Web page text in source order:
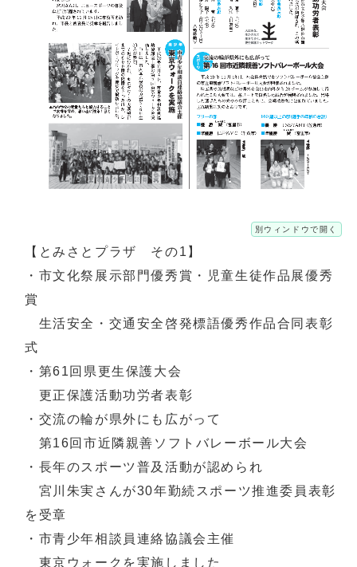
別ウィンドウで開く
【とみさとプラザ その1】
・市文化祭展示部門優秀賞・児童生徒作品展優秀
賞
生活安全・交通安全啓発標語優秀作品合同表彰
式
・第61回県更生保護大会
更正保護活動功労者表彰
・交流の輪が県外にも広がって
第16回市近隣親善ソフトバレーボール大会
・長年のスポーツ普及活動が認められ
宮川朱実さんが30年勤続スポーツ推進委員表彰
を受章
・市青少年相談員連絡協議会主催
東京ウォークを実施しました